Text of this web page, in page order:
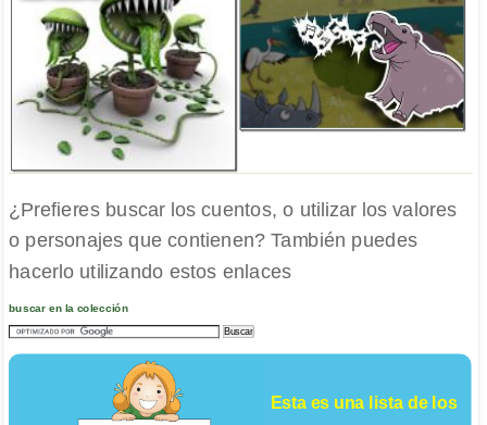
¿Prefieres buscar los cuentos, o utilizar los valores
o personajes que contienen? También puedes
hacerlo utilizando estos enlaces
buscar en la colección
Esta es una lista de los